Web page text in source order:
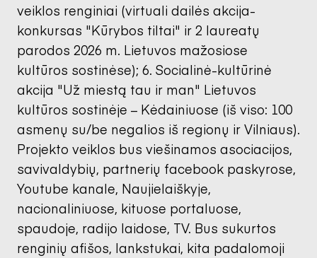
veiklos renginiai (virtuali dailės akcija-
konkursas "Kūrybos tiltai" ir 2 laureatų
parodos 2026 m. Lietuvos mažosiose
kultūros sostinėse); 6. Socialinė-kultūrinė
akcija "Už miestą tau ir man" Lietuvos
kultūros sostinėje – Kėdainiuose (iš viso: 100
asmenų su/be negalios iš regionų ir Vilniaus).
Projekto veiklos bus viešinamos asociacijos,
savivaldybių, partnerių facebook paskyrose,
Youtube kanale, Naujielaiškyje,
nacionaliniuose, kituose portaluose,
spaudoje, radijo laidose, TV. Bus sukurtos
renginių afišos, lankstukai, kita padalomoji